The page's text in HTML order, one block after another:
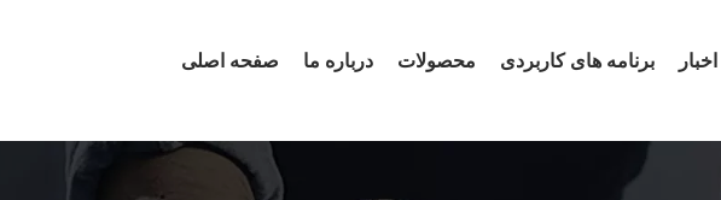
صفحه اصلی درباره ما محصولات برنامه های کاربردی اخبار